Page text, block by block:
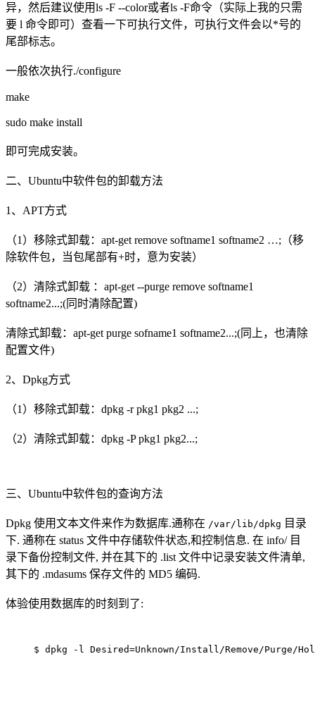
异，然后建议使用ls -F --color或者ls -F命令（实际上我的只需
要 l 命令即可）查看一下可执行文件，可执行文件会以*号的
尾部标志。
一般依次执行./configure
make
sudo make install
即可完成安装。
二、Ubuntu中软件包的卸载方法
1、APT方式
（1）移除式卸载：apt-get remove softname1 softname2 …;（移
除软件包，当包尾部有+时，意为安装）
（2）清除式卸载 ：apt-get --purge remove softname1
softname2...;(同时清除配置)
清除式卸载：apt-get purge sofname1 softname2...;(同上，也清除
配置文件)
2、Dpkg方式
（1）移除式卸载：dpkg -r pkg1 pkg2 ...;
（2）清除式卸载：dpkg -P pkg1 pkg2...;
三、Ubuntu中软件包的查询方法
Dpkg 使用文本文件来作为数据库.通称在 /var/lib/dpkg 目录
下. 通称在 status 文件中存储软件状态,和控制信息. 在 info/ 目
录下备份控制文件, 并在其下的 .list 文件中记录安装文件清单,
其下的 .mdasums 保存文件的 MD5 编码.
体验使用数据库的时刻到了:
$ dpkg -l Desired=Unknown/Install/Remove/